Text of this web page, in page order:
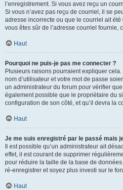
l’enregistrement. Si vous avez reçu un
Si vous n’avez pas reçu de courriel, il se
adresse incorrecte ou que le courriel ait
vous êtes sûr de l’adresse courriel fournie,
Haut
Pourquoi ne puis-je pas me connecter ?
Plusieurs raisons pourraient expliquer
nom d’utilisateur et votre mot de passe
un administrateur du forum pour vérifier
également possible que le propriétaire du
configuration de son côté, et qu’il devra la
Haut
Je me suis enregistré par le passé mais
Il est possible qu’un administrateur ait
effet, il est courant de supprimer
pour réduire la taille de la base de
ré-enregistrer et soyez plus investi sur le
Haut